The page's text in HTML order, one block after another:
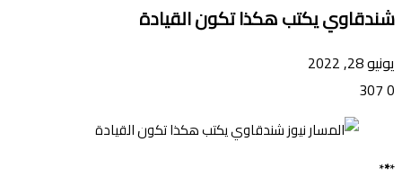
شندقاوي يكتب هكذا تكون القيادة
يونيو 28, 2022
0
*
*
*